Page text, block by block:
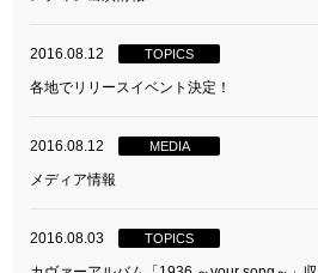
2016.08.12 TOPICS
各地でリリースイベント決定！
2016.08.12 MEDIA
メディア情報
2016.08.03 TOPICS